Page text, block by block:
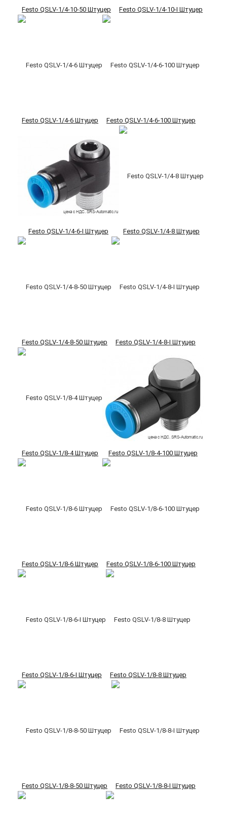
Festo QSLV-1/4-10-50 Штуцер Festo QSLV-1/4-10-I Штуцер
Festo QSLV-1/4-6 Штуцер Festo QSLV-1/4-6-100 Штуцер
Festo QSLV-1/4-6-I Штуцер Festo QSLV-1/4-8 Штуцер
Festo QSLV-1/4-8-50 Штуцер Festo QSLV-1/4-8-I Штуцер
Festo QSLV-1/8-4 Штуцер Festo QSLV-1/8-4-100 Штуцер
Festo QSLV-1/8-6 Штуцер Festo QSLV-1/8-6-100 Штуцер
Festo QSLV-1/8-6-I Штуцер Festo QSLV-1/8-8 Штуцер
Festo QSLV-1/8-8-50 Штуцер Festo QSLV-1/8-8-I Штуцер